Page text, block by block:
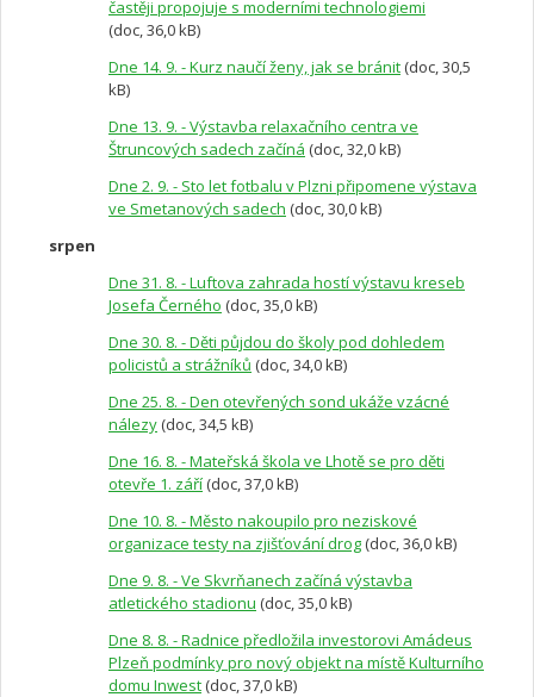
častěji propojuje s moderními technologiemi
(doc, 36,0 kB)
Dne 14. 9. - Kurz naučí ženy, jak se bránit (doc, 30,5
kB)
Dne 13. 9. - Výstavba relaxačního centra ve
Štruncových sadech začíná (doc, 32,0 kB)
Dne 2. 9. - Sto let fotbalu v Plzni připomene výstava
ve Smetanových sadech (doc, 30,0 kB)
srpen
Dne 31. 8. - Luftova zahrada hostí výstavu kreseb
Josefa Černého (doc, 35,0 kB)
Dne 30. 8. - Děti půjdou do školy pod dohledem
policistů a strážníků (doc, 34,0 kB)
Dne 25. 8. - Den otevřených sond ukáže vzácné
nálezy (doc, 34,5 kB)
Dne 16. 8. - Mateřská škola ve Lhotě se pro děti
otevře 1. září (doc, 37,0 kB)
Dne 10. 8. - Město nakoupilo pro neziskové
organizace testy na zjišťování drog (doc, 36,0 kB)
Dne 9. 8. - Ve Skvrňanech začíná výstavba
atletického stadionu (doc, 35,0 kB)
Dne 8. 8. - Radnice předložila investorovi Amádeus
Plzeň podmínky pro nový objekt na místě Kulturního
domu Inwest (doc, 37,0 kB)